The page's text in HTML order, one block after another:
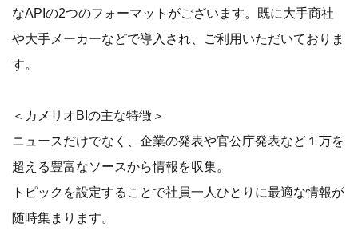
なAPIの2つのフォーマットがございます。既に大手商社
や大手メーカーなどで導入され、ご利用いただいておりま
す。
＜カメリオBIの主な特徴＞
ニュースだけでなく、企業の発表や官公庁発表など１万を
超える豊富なソースから情報を収集。
トピックを設定することで社員一人ひとりに最適な情報が
随時集まります。